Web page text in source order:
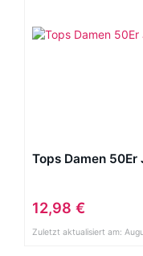
Tops Damen
12,98 €
Zuletzt aktualisiert am: